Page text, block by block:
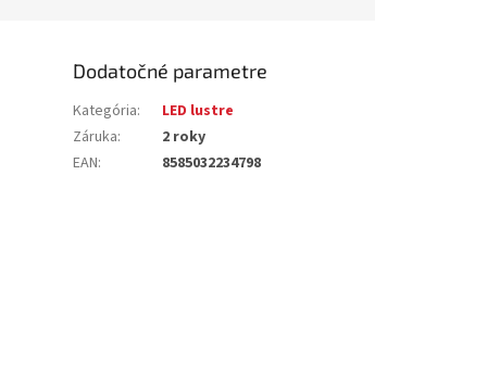
Dodatočné parametre
Kategória:
LED lustre
Záruka:
2 roky
EAN: 8585032234798